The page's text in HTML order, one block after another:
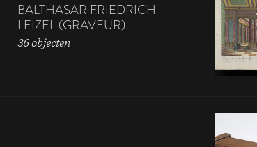
BALTHASAR FRIEDRICH
LEIZEL (GRAVEUR)
36 objecten